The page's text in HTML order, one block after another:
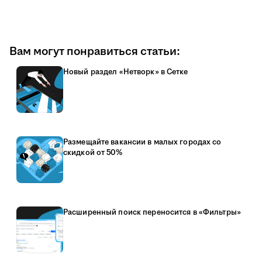
Вам могут понравиться статьи:
Новый раздел «Нетворк» в Сетке
Размещайте вакансии в малых городах со
скидкой от 50%
Расширенный поиск переносится в «Фильтры»